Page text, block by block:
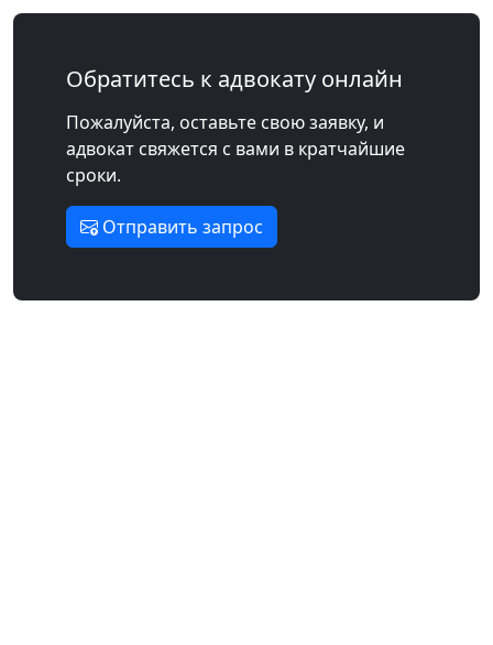
Обратитесь к адвокату онлайн
Пожалуйста, оставьте свою заявку, и
адвокат свяжется с вами в кратчайшие
сроки.
Отправить запрос